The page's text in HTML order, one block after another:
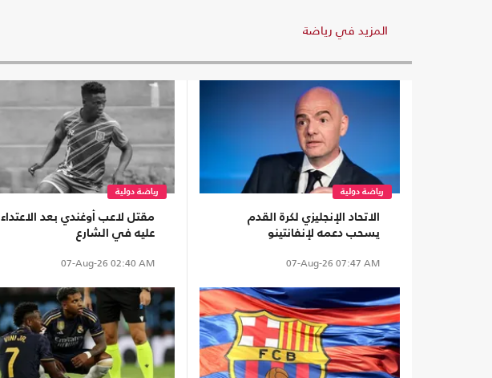
المزيد في رياضة
رياضة دولية
الاتحاد الإنجليزي لكرة القدم
يسحب دعمه لإنفانتينو
07-Aug-26 07:47 AM
رياضة دولية
مقتل لاعب أوغندي بعد الاعتداء
عليه في الشارع
07-Aug-26 02:40 AM